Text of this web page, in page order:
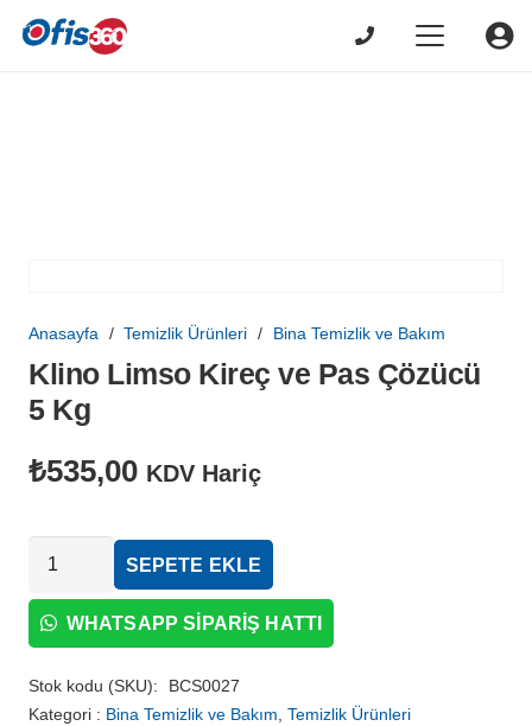
Anasayfa / Temizlik Ürünleri / Bina Temizlik ve Bakım
Klino Limso Kireç ve Pas Çözücü
5 Kg
₺535,00 KDV Hariç
Kireç
ve
Çözücü
SEPETE EKLE
WHATSAPP SIPARIŞ HATTI
Stok kodu (SKU):
BCS0027
Kategori : Bina Temizlik ve Bakım Temizlik Ürünleri